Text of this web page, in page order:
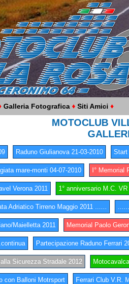
Galleria Fotografica ♦ Siti Amici ♦
MOTOCLUB
Raduno Giulianova 21-03-2010 Start
mare-monti 04-07-2010 I° Memorial
Verona 2011 1° anniversario M.C. VR
Adriatico Tirreno Maggio 2011 ......
Maielletta 2011 Memorial Paolo
Partecipazione Raduno Ferrari
Sicurezza Stradale 2012
con Balloni Motrsport Ferrari Club V.R.